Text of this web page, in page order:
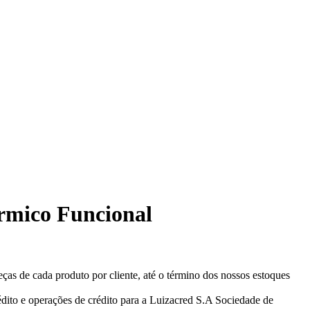
Funcional
de cada produto por cliente, até o término dos nossos estoques
e operações de crédito para a Luizacred S.A Sociedade de